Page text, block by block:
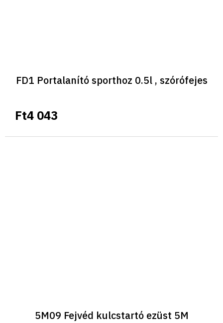
FD1 Portalanító sporthoz 0.5l , szórófejes
Ft4 043
5M09 Fejvéd kulcstartó ezüst 5M